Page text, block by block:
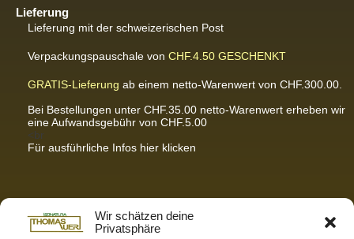
Wir schätzen deine
Privatsphäre
Lieferung
Lieferung mit der schweizerischen Post
Verpackungspauschale von CHF.4.50 GESCHENKT
GRATIS-Lieferung ab einem netto-Warenwert von CHF.300.00.
Bei Bestellungen unter CHF.35.00 netto-Warenwert erheben wir
eine Aufwandsgebühr von CHF.5.00
<br
Für ausführliche Infos hier klicken
Partnerseiten / Empfehlungen